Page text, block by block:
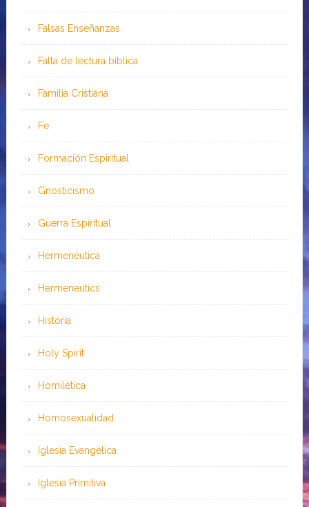
Falsas Enseñanzas
Falta de lectura bíblica
Familia Cristiana
Fe
Formación Espiritual
Gnosticismo
Guerra Espiritual
Hermenéutica
Hermeneutics
Historia
Holy Spirit
Homilética
Homosexualidad
Iglesia Evangélica
Iglesia Primitiva